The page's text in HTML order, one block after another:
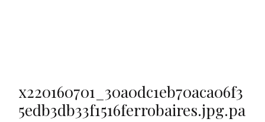
x220160701_30a0dc1eb70aca06f3
5edb3db33f1516ferrobaires.jpg.pa